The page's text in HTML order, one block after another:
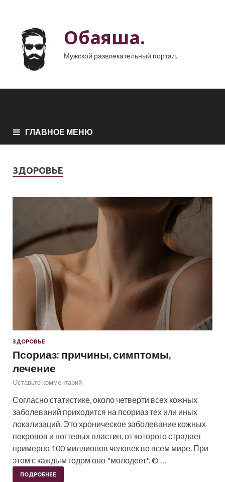
Обаяша.
Мужской развлекательный портал.
ГЛАВНОЕ МЕНЮ
ЗДОРОВЬЕ
ЗДОРОВЬЕ
Псориаз: причины, симптомы,
лечение
Оставьте комментарий
Согласно статистике, около четверти всех кожных
заболеваний приходится на псориаз тех или иных
локализаций. Это хроническое заболевание кожных
покровов и ногтевых пластин, от которого страдает
примерно 100 миллионов человек во всем мире. При
этом с каждым годом оно "молодеет". © …
ПОДРОБНЕЕ